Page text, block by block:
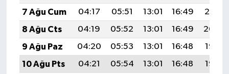
7 Ağu Cum
04:17 05:51 13:01 16:49
20:01
8 Ağu Cts
04:19 05:52 13:01 16:49
20:00
9 Ağu Paz
04:20 05:53 13:01 16:48
19:58
10 Ağu Pts
04:21 05:54 13:01 16:48
19:57
SEÇİM 2015
ÇEVRE
BİLİM VE TEKNOLOJİ